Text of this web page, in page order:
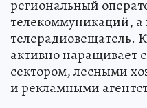
региональный
телекоммуникаций,
телерадиовещатель.
активно наращивает
сектором, лесными
и рекламными